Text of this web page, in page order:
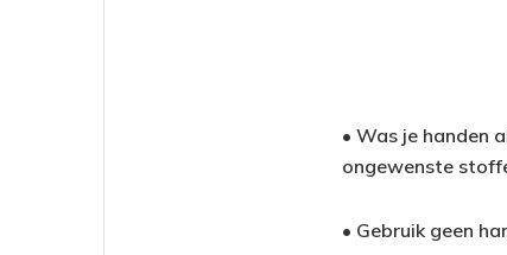
• Was je handen
ongewenste
• Gebruik geen